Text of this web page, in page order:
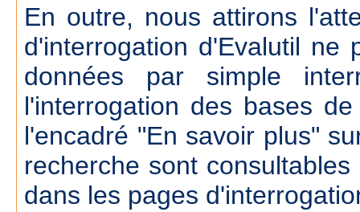
En outre, nous attirons
d'interrogation d'Evalutil ne
données par simple
l'interrogation des bases
l'encadré "En savoir plus"
recherche sont
dans les pages